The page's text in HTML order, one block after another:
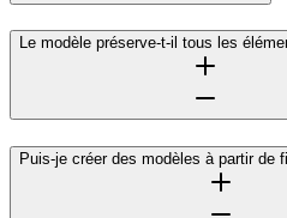
Le modèle préserve-t-il tous les
Puis-je créer des modèles à partir de